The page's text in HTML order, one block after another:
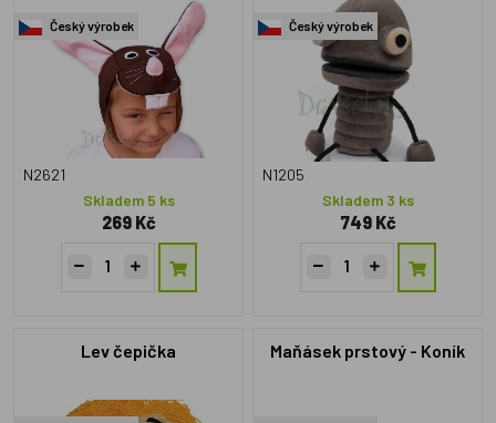
Český výrobek
N2621
Skladem 5 ks
269 Kč
Český výrobek
N1205
Skladem 3 ks
749 Kč
Lev čepička Maňásek prstový - Koník